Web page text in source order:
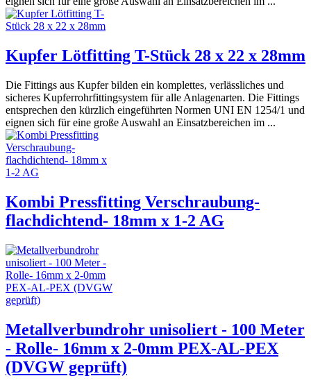
Kupfer Lötfitting T-Stück 28 x 22 x 28mm
Die Fittings aus Kupfer bilden ein komplettes, verlässliches und
sicheres Kupferrohrfittingsystem für alle Anlagenarten. Die Fittings
entsprechen den kürzlich eingeführten Normen UNI EN 1254/1 und
eignen sich für eine große Auswahl an Einsatzbereichen im ...
Kombi Pressfitting Verschraubung-
flachdichtend- 18mm x 1-2 AG
Metallverbundrohr unisoliert - 100 Meter
- Rolle- 16mm x 2-0mm PEX-AL-PEX
(DVGW geprüft)